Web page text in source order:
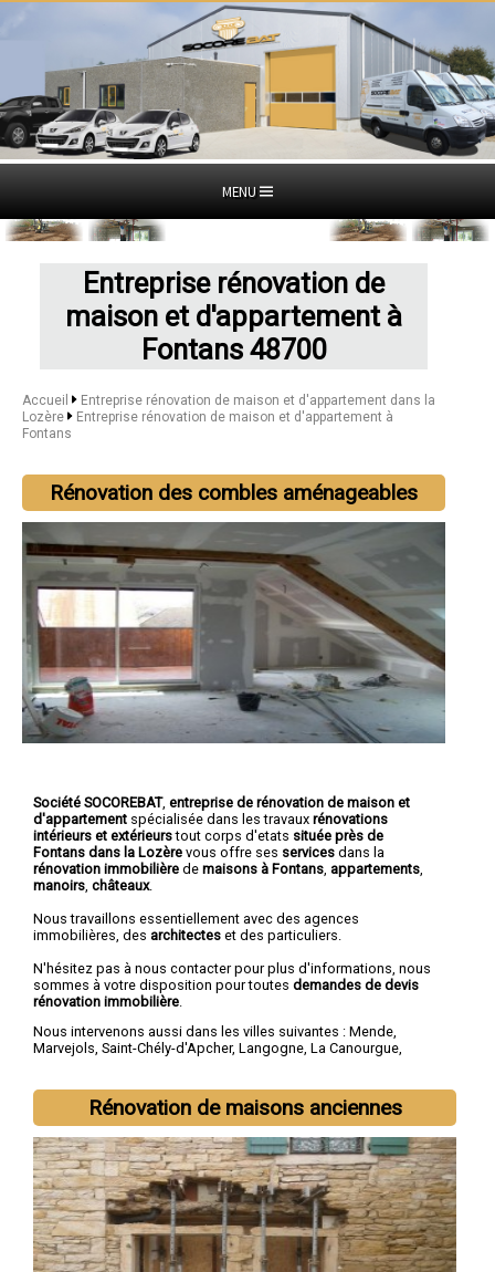
MENU
Entreprise rénovation de
maison et d'appartement à
Fontans 48700
Accueil
Entreprise rénovation de maison et d'appartement dans la
Lozère
Entreprise rénovation de maison et d'appartement à
Fontans
Rénovation des combles aménageables
Société SOCOREBAT, entreprise de rénovation de maison et
d'appartement spécialisée dans les travaux rénovations
intérieurs et extérieurstout corps d'etats située près de
Fontans dans la Lozère vous offre ses services dans la
rénovation immobilière de maisons à Fontans appartements
manoirs châteaux.
Nous travaillons essentiellement avec des agences
immobilières, des architectes et des particuliers.
N'hésitez pas à nous contacter pour plus d'informations, nous
sommes à votre disposition pour toutes demandes de devis
rénovation immobilière
Nous intervenons aussi dans les villes suivantes : Mende,
Marvejols, Saint-Chély-d'Apcher, Langogne, La Canourgue,
Rénovation de maisons anciennes